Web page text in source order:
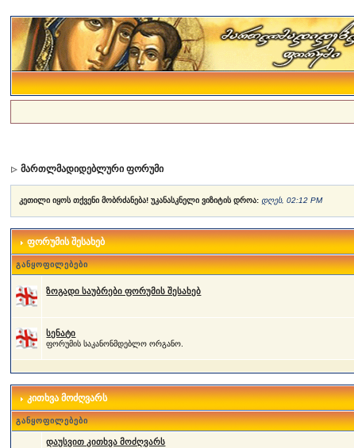
მართლმადიდებლური ფორუმი
კეთილი იყოს თქვენი მობრძანება! უკანასკნელი ვიზიტის დროა: დღეს, 02:12 PM
ფორუმის შესახებ
განყოფილებები
ზოგადი საუბრები ფორუმის შესახებ
სენატი
ფორუმის საკანონმდებლო ორგანო.
კითხვა მოძღვარს
განყოფილებები
დაუსვით კითხვა მოძღვარს